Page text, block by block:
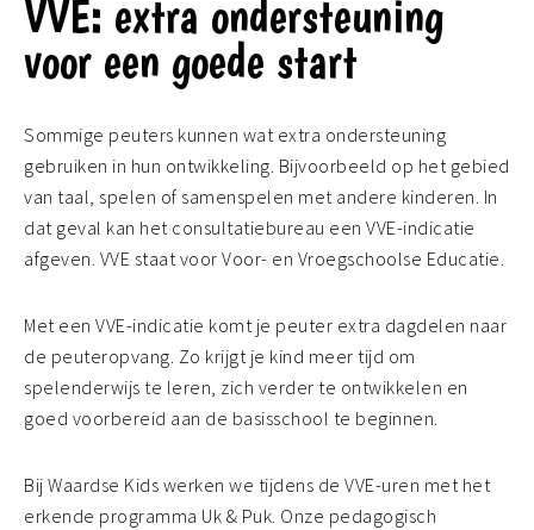
VVE: extra ondersteuning
voor een goede start
Sommige peuters kunnen wat extra ondersteuning
gebruiken in hun ontwikkeling. Bijvoorbeeld op het gebied
van taal, spelen of samenspelen met andere kinderen. In
dat geval kan het consultatiebureau een VVE-indicatie
afgeven. VVE staat voor Voor- en Vroegschoolse Educatie.
Met een VVE-indicatie komt je peuter extra dagdelen naar
de peuteropvang. Zo krijgt je kind meer tijd om
spelenderwijs te leren, zich verder te ontwikkelen en
goed voorbereid aan de basisschool te beginnen.
Bij Waardse Kids werken we tijdens de VVE-uren met het
erkende programma Uk & Puk. Onze pedagogisch